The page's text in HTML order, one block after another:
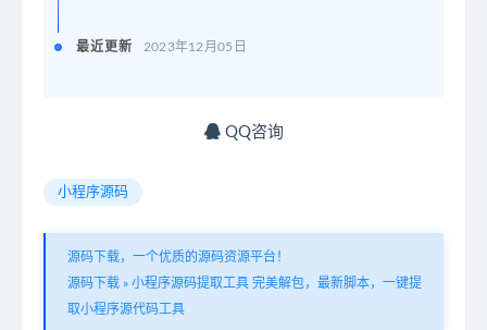
最近更新 2023年12月05日
QQ咨询
小程序源码
源码下载，一个优质的源码资源平台！
源码下载 » 小程序源码提取工具 完美解包，最新脚本，一键提
取小程序源代码工具